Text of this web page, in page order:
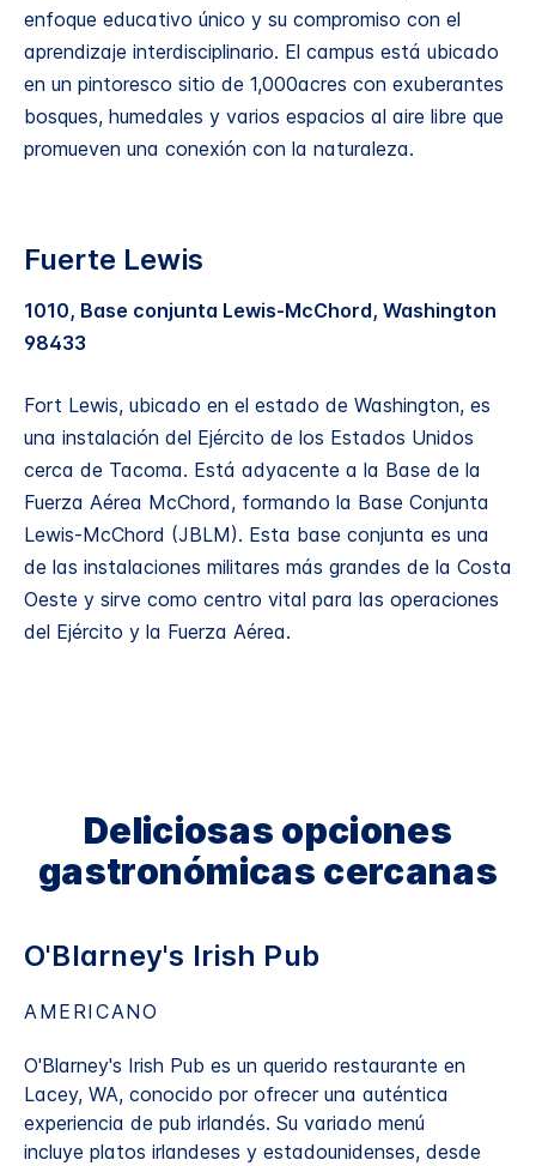
enfoque educativo único y su compromiso con el
aprendizaje interdisciplinario. El campus está ubicado
en un pintoresco sitio de 1,000acres con exuberantes
bosques, humedales y varios espacios al aire libre que
promueven una conexión con la naturaleza.
Fuerte Lewis
1010, Base conjunta Lewis-McChord, Washington
98433
Fort Lewis, ubicado en el estado de Washington, es
una instalación del Ejército de los Estados Unidos
cerca de Tacoma. Está adyacente a la Base de la
Fuerza Aérea McChord, formando la Base Conjunta
Lewis-McChord (JBLM). Esta base conjunta es una
de las instalaciones militares más grandes de la Costa
Oeste y sirve como centro vital para las operaciones
del Ejército y la Fuerza Aérea.
Deliciosas opciones
gastronómicas cercanas
O'Blarney's Irish Pub
AMERICANO
O'Blarney's Irish Pub es un querido restaurante en
Lacey, WA, conocido por ofrecer una auténtica
experiencia de pub irlandés. Su variado menú
incluye platos irlandeses y estadounidenses, desde